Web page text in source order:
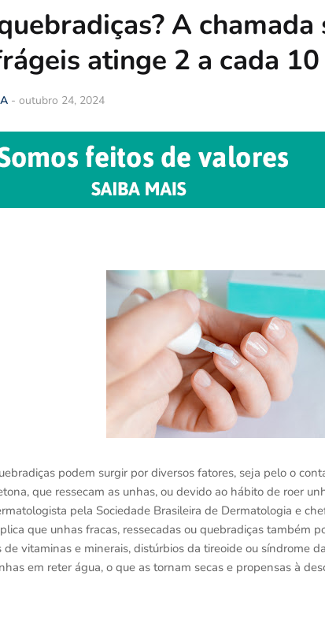
A
atinge 2 a cada
- outubro 24, 2024
podem surgir por diversos fatores, seja pelo o
que ressecam as unhas, ou devido ao hábito de roer
pela Sociedade Brasileira de Dermatologia e
que unhas fracas, ressecadas ou quebradiças também
de vitaminas e minerais, distúrbios da tireoide ou síndrome
em reter água, o que as tornam secas e propensas à